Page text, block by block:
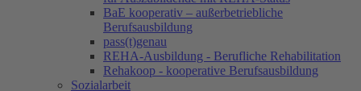
BaE kooperativ – außerbetriebliche
Berufsausbildung
pass(t)genau
REHA-Ausbildung - Berufliche Rehabilitation
Rehakoop - kooperative Berufsausbildung
Sozialarbeit